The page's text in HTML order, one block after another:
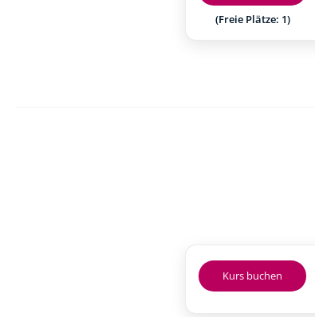
(Freie Plätze: 1)
Kurs buchen